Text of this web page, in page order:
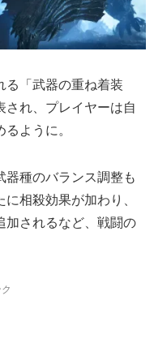
る「武器の重ね着装
され、プレイヤーは自
ように。
器種のバランス調整も
相殺効果が加わり、
加されるなど、戦闘の